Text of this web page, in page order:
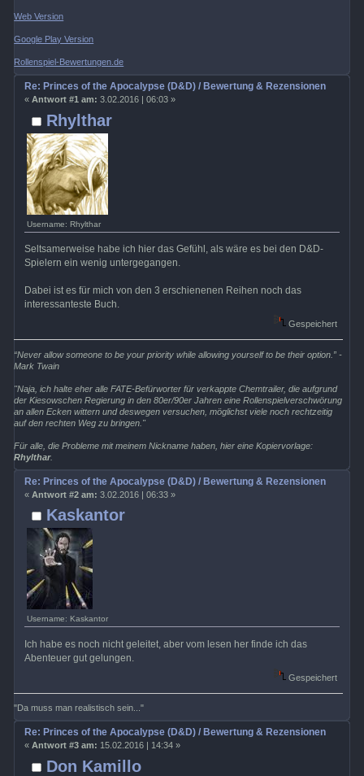
Web Version
Google Play Version
Rollenspiel-Bewertungen.de
Rhylthar
Username: Rhylthar
Re: Princes of the Apocalypse (D&D) / Bewertung & Rezensionen
« Antwort #1 am: 3.02.2016 | 06:03 »
Seltsamerweise habe ich hier das Gefühl, als wäre es bei den D&D-
Spielern ein wenig untergegangen.
Dabei ist es für mich von den 3 erschienenen Reihen noch das
interessanteste Buch.
Gespeichert
“Never allow someone to be your priority while allowing yourself to be their option.” -
Mark Twain
"Naja, ich halte eher alle FATE-Befürworter für verkappte Chemtrailer, die aufgrund
der Kiesowschen Regierung in den 80er/90er Jahren eine Rollenspielverschwörung
an allen Ecken wittern und deswegen versuchen, möglichst viele noch rechtzeitig
auf den rechten Weg zu bringen."
Für alle, die Probleme mit meinem Nickname haben, hier eine Kopiervorlage:
Rhylthar.
Kaskantor
Username: Kaskantor
Re: Princes of the Apocalypse (D&D) / Bewertung & Rezensionen
« Antwort #2 am: 3.02.2016 | 06:33 »
Ich habe es noch nicht geleitet, aber vom lesen her finde ich das
Abenteuer gut gelungen.
Gespeichert
"Da muss man realistisch sein..."
Don Kamillo
Re: Princes of the Apocalypse (D&D) / Bewertung & Rezensionen
« Antwort #3 am: 15.02.2016 | 14:34 »